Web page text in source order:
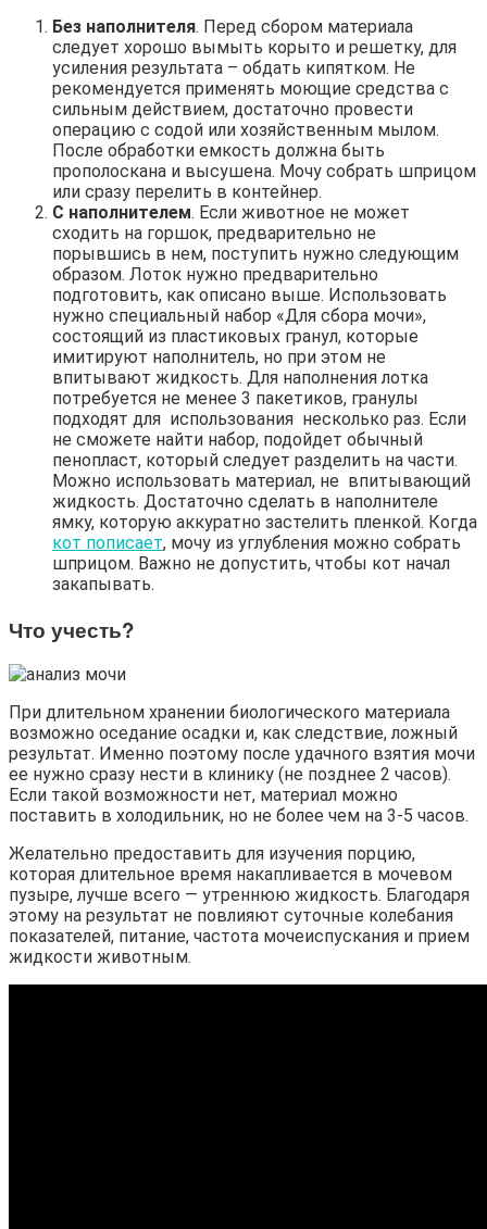
Без наполнителя. Перед сбором материала
следует хорошо вымыть корыто и решетку, для
усиления результата – обдать кипятком. Не
рекомендуется применять моющие средства с
сильным действием, достаточно провести
операцию с содой или хозяйственным мылом.
После обработки емкость должна быть
прополоскана и высушена. Мочу собрать шприцом
или сразу перелить в контейнер.
С наполнителем. Если животное не может
сходить на горшок, предварительно не
порывшись в нем, поступить нужно следующим
образом. Лоток нужно предварительно
подготовить, как описано выше. Использовать
нужно специальный набор «Для сбора мочи»,
состоящий из пластиковых гранул, которые
имитируют наполнитель, но при этом не
впитывают жидкость. Для наполнения лотка
потребуется не менее 3 пакетиков, гранулы
подходят для использования несколько раз. Если
не сможете найти набор, подойдет обычный
пенопласт, который следует разделить на части.
Можно использовать материал, не впитывающий
жидкость. Достаточно сделать в наполнителе
ямку, которую аккуратно застелить пленкой. Когда
кот пописает, мочу из углубления можно собрать
шприцом. Важно не допустить, чтобы кот начал
закапывать.
Что учесть?
При длительном хранении биологического материала
возможно оседание осадки и, как следствие, ложный
результат. Именно поэтому после удачного взятия мочи
ее нужно сразу нести в клинику (не позднее 2 часов).
Если такой возможности нет, материал можно
поставить в холодильник, но не более чем на 3-5 часов.
Желательно предоставить для изучения порцию,
которая длительное время накапливается в мочевом
пузыре, лучше всего — утреннюю жидкость. Благодаря
этому на результат не повлияют суточные колебания
показателей, питание, частота мочеиспускания и прием
жидкости животным.